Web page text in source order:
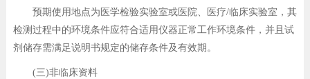
预期使用地点为医学检验实验室或医院、医疗/临床实验室，其
检测过程中的环境条件应符合适用仪器正常工作环境条件，并且试
剂储存需满足说明书规定的储存条件及有效期。
(三)非临床资料